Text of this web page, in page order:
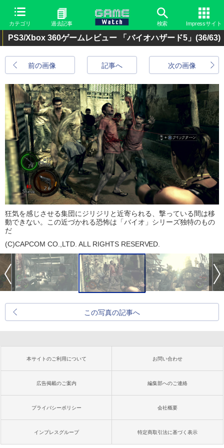
カテゴリ 過去記事 検索 Impressサイト
PS3/Xbox 360ゲームレビュー 「バイオハザード5」 (36/63)
前の画像 次の画像
記事へ
狂気を感じさせる集団にジリジリ と近寄られる、撃っている間は移
動できない。この近づかれる恐怖は「バイオ」シリーズ独特のもの
だ
(C)CAPCOM CO.,LTD. ALL RIGHTS RESERVED.
この写真の記事へ
本サイトのご利用について お問い合わせ
広告掲載のご案内 編集部へのご連絡
プライバシーポリシー 会社概要
インプレスグループ 特定商取引法に基づく表示